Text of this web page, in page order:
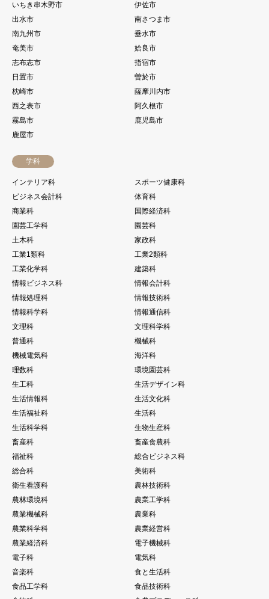
いちき串木野市
伊佐市
出水市
南さつま市
南九州市
垂水市
奄美市
姶良市
志布志市
指宿市
日置市
曽於市
枕崎市
薩摩川内市
西之表市
阿久根市
霧島市
鹿児島市
鹿屋市
学科
インテリア科
スポーツ健康科
ビジネス会計科
体育科
商業科
国際経済科
園芸工学科
園芸科
土木科
家政科
工業1類科
工業2類科
工業化学科
建築科
情報ビジネス科
情報会計科
情報処理科
情報技術科
情報科学科
情報通信科
文理科
文理科学科
普通科
機械科
機械電気科
海洋科
理数科
環境園芸科
生工科
生活デザイン科
生活情報科
生活文化科
生活福祉科
生活科
生活科学科
生物生産科
畜産科
畜産食農科
福祉科
総合ビジネス科
総合科
美術科
衛生看護科
農林技術科
農林環境科
農業工学科
農業機械科
農業科
農業科学科
農業経営科
農業経済科
電子機械科
電子科
電気科
音楽科
食と生活科
食品工学科
食品技術科